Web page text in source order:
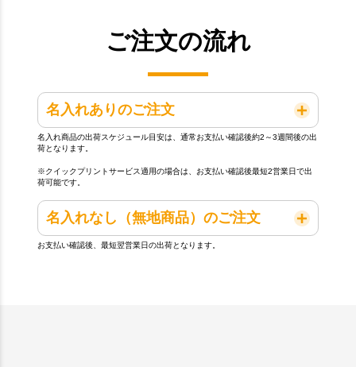
ご注文の流れ
名入れありのご注文
名入れ商品の出荷スケジュール目安は、通常お支払い確認後約2～3週間後の出
荷となります。
※クイックプリントサービス適用の場合は、お支払い確認後最短2営業日で出
荷可能です。
名入れなし（無地商品）のご注文
お支払い確認後、最短翌営業日の出荷となります。